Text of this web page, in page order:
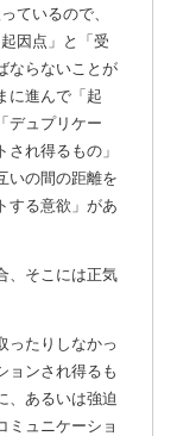
ているので、
起因点」と「受
ならないことが
に進んで「起
デュプリケー
れ得るもの」
いの間の距離を
する意欲」があ
、そこには正気
ったりしなかっ
ョンされ得るも
、あるいは強迫
ミュニケーショ